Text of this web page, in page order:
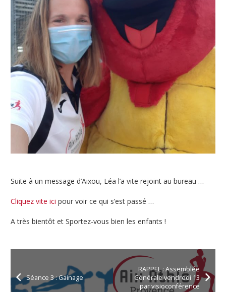
Suite à un message d’Aixou, Léa l’a vite rejoint au bureau …
Cliquez vite ici pour voir ce qui s’est passé …
A très bientôt et Sportez-vous bien les enfants !
Séance 3 : Gainage
RAPPEL : Assemblée
Générale vendredi 13
par visioconférence